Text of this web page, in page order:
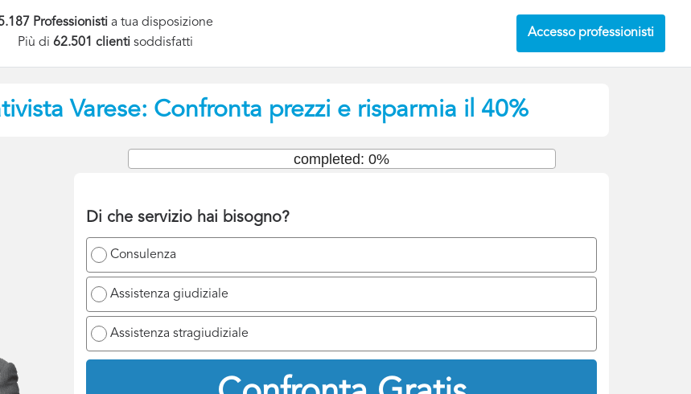
Professionisti a tua disposizione
Più di62.501 clientisoddisfatti
Accesso professionisti
Varese: Confronta prezzi e risparmia il 40%
Di che servizio hai bisogno?
Consulenza
Assistenza giudiziale
Assistenza stragiudiziale
completed: 0%